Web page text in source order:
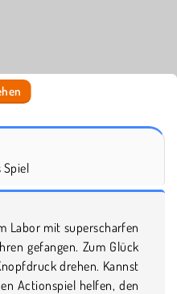
Spiel
Labor mit superscharfen
gefangen. Zum Glück
drehen. Kannst
Actionspiel helfen, den